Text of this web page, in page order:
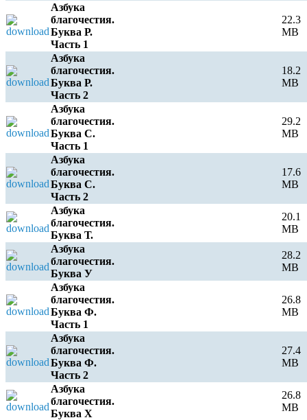
Азбука
благочестия.
Буква Р.
Часть 1
22.3
MB
Азбука
благочестия.
Буква Р.
Часть 2
18.2
MB
Азбука
благочестия.
Буква С.
Часть 1
29.2
MB
Азбука
благочестия.
Буква С.
Часть 2
17.6
MB
Азбука
благочестия.
Буква Т.
20.1
MB
Азбука
благочестия.
Буква У
28.2
MB
Азбука
благочестия.
Буква Ф.
Часть 1
26.8
MB
Азбука
благочестия.
Буква Ф.
Часть 2
27.4
MB
Азбука
благочестия.
Буква Х
26.8
MB